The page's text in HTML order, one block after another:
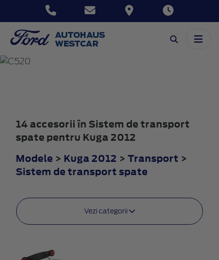
KUGA
14 accesorii în Sistem de transport
spate pentru Kuga 2012
Modele > Kuga 2012 > Transport >
Sistem de transport spate
Vezi categorii